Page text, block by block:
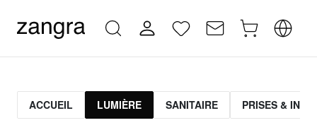
ACCUEIL LUMIÈRE SANITAIRE PRISES &